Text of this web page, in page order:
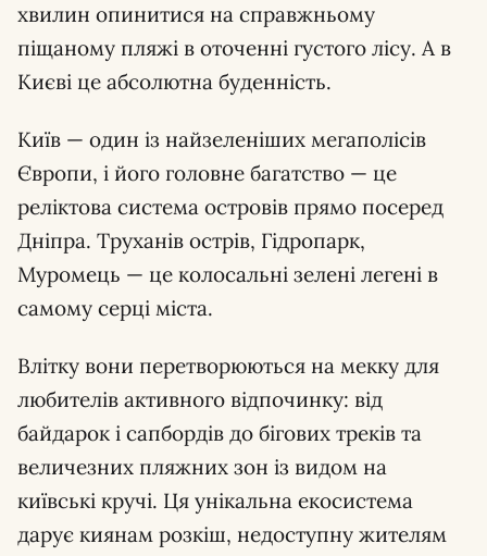
хвилин опинитися на справжньому
піщаному пляжі в оточенні густого лісу. А в
Києві це абсолютна буденність.
Київ — один із найзеленіших мегаполісів
Європи, і його головне багатство — це
реліктова система островів прямо посеред
Дніпра. Труханів острів, Гідропарк,
Муромець — це колосальні зелені легені в
самому серці міста.
Влітку вони перетворюються на мекку для
любителів активного відпочинку: від
байдарок і сапбордів до бігових треків та
величезних пляжних зон із видом на
київські кручі. Ця унікальна екосистема
дарує киянам розкіш, недоступну жителям